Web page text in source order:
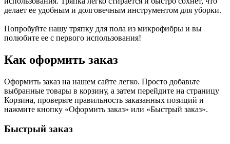
делает ее удобным и долговечным инструментом для уборки.
Попробуйте нашу тряпку для пола из микрофибры и вы
полюбите ее с первого использования!
Как оформить заказ
Оформить заказ на нашем сайте легко. Просто добавьте
выбранные товары в корзину, а затем перейдите на страницу
Корзина, проверьте правильность заказанных позиций и
нажмите кнопку «Оформить заказ» или «Быстрый заказ».
Быстрый заказ